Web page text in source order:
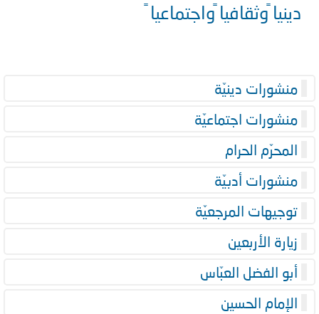
دينيا ًوثقافيا ًواجتماعيا ً
منشورات دينيّة
منشورات اجتماعيّة
المحرّم الحرام
منشورات أدبيّة
توجيهات المرجعيّة
زيارة الأربعين
أبو الفضل العبّاس
الإمام الحسين